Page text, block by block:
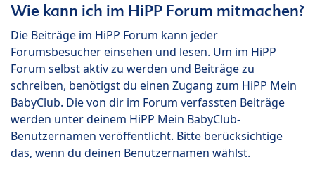
Wie kann ich im HiPP Forum mitmachen?
Die Beiträge im HiPP Forum kann jeder
Forumsbesucher einsehen und lesen. Um im HiPP
Forum selbst aktiv zu werden und Beiträge zu
schreiben, benötigst du einen Zugang zum HiPP Mein
BabyClub. Die von dir im Forum verfassten Beiträge
werden unter deinem HiPP Mein BabyClub-
Benutzernamen veröffentlicht. Bitte berücksichtige
das, wenn du deinen Benutzernamen wählst.